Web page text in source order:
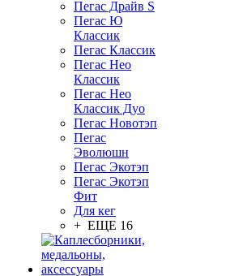
Пегас Драйв S
Пегас Ю
Классик
Пегас Классик
Пегас Нео
Классик
Пегас Нео
Классик Дуо
Пегас Новотэп
Пегас
Эволюшн
Пегас Экотэп
Пегас Экотэп
Фит
Для кег
+ ЕЩЕ 16